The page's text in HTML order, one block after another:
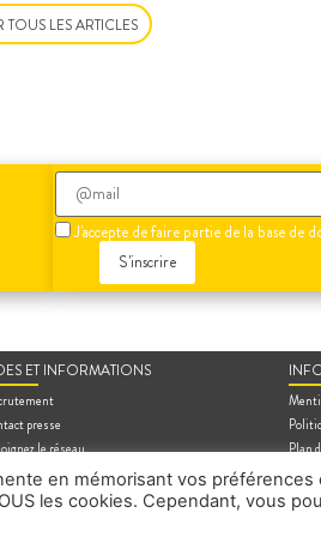
TOUS LES ARTICLES
Veuillez
laisser
ce
champ
vide.
J'accepte de faire partie de la base de
ET INFORMATIONS
presse
le réseau
un bien
Plan
en mémorisant vos préférences
les cookies. Cependant, vous